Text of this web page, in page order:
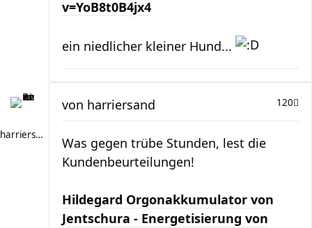
v=YoB8t0B4jx4
ein niedlicher kleiner Hund...
harriersand
120
von harriersand
Was gegen trübe Stunden, lest die
Kundenbeurteilungen!
Hildegard Orgonakkumulator von
Jentschura - Energetisierung von